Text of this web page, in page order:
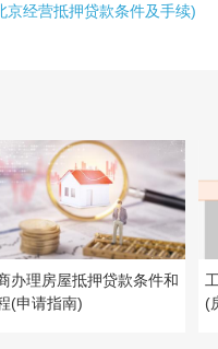
经营抵押贷款条件及手续)
办理房屋抵押贷款条件和
(申请指南)
(